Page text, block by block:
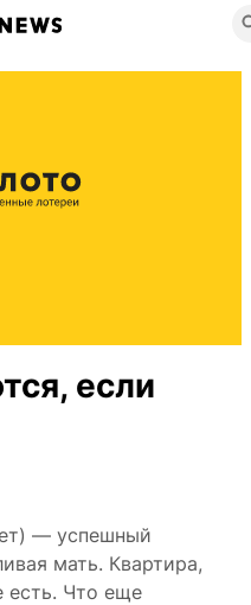
если
— успешный
мать. Квартира,
есть. Что еще